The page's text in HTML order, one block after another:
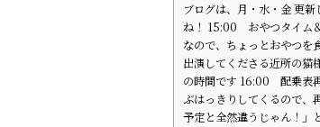
ブログは、月・水・金 更
ね！ 15:00 おやつタイム
なので、ちょっとおやつを
出演してくださる近所の猫
の時間です 16:00 配乗表
ぶはっきりしてくるので、
予定と全然違うじゃん！」